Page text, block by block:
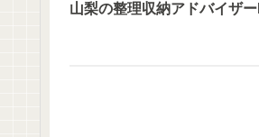
山梨の整理収納アドバイザー